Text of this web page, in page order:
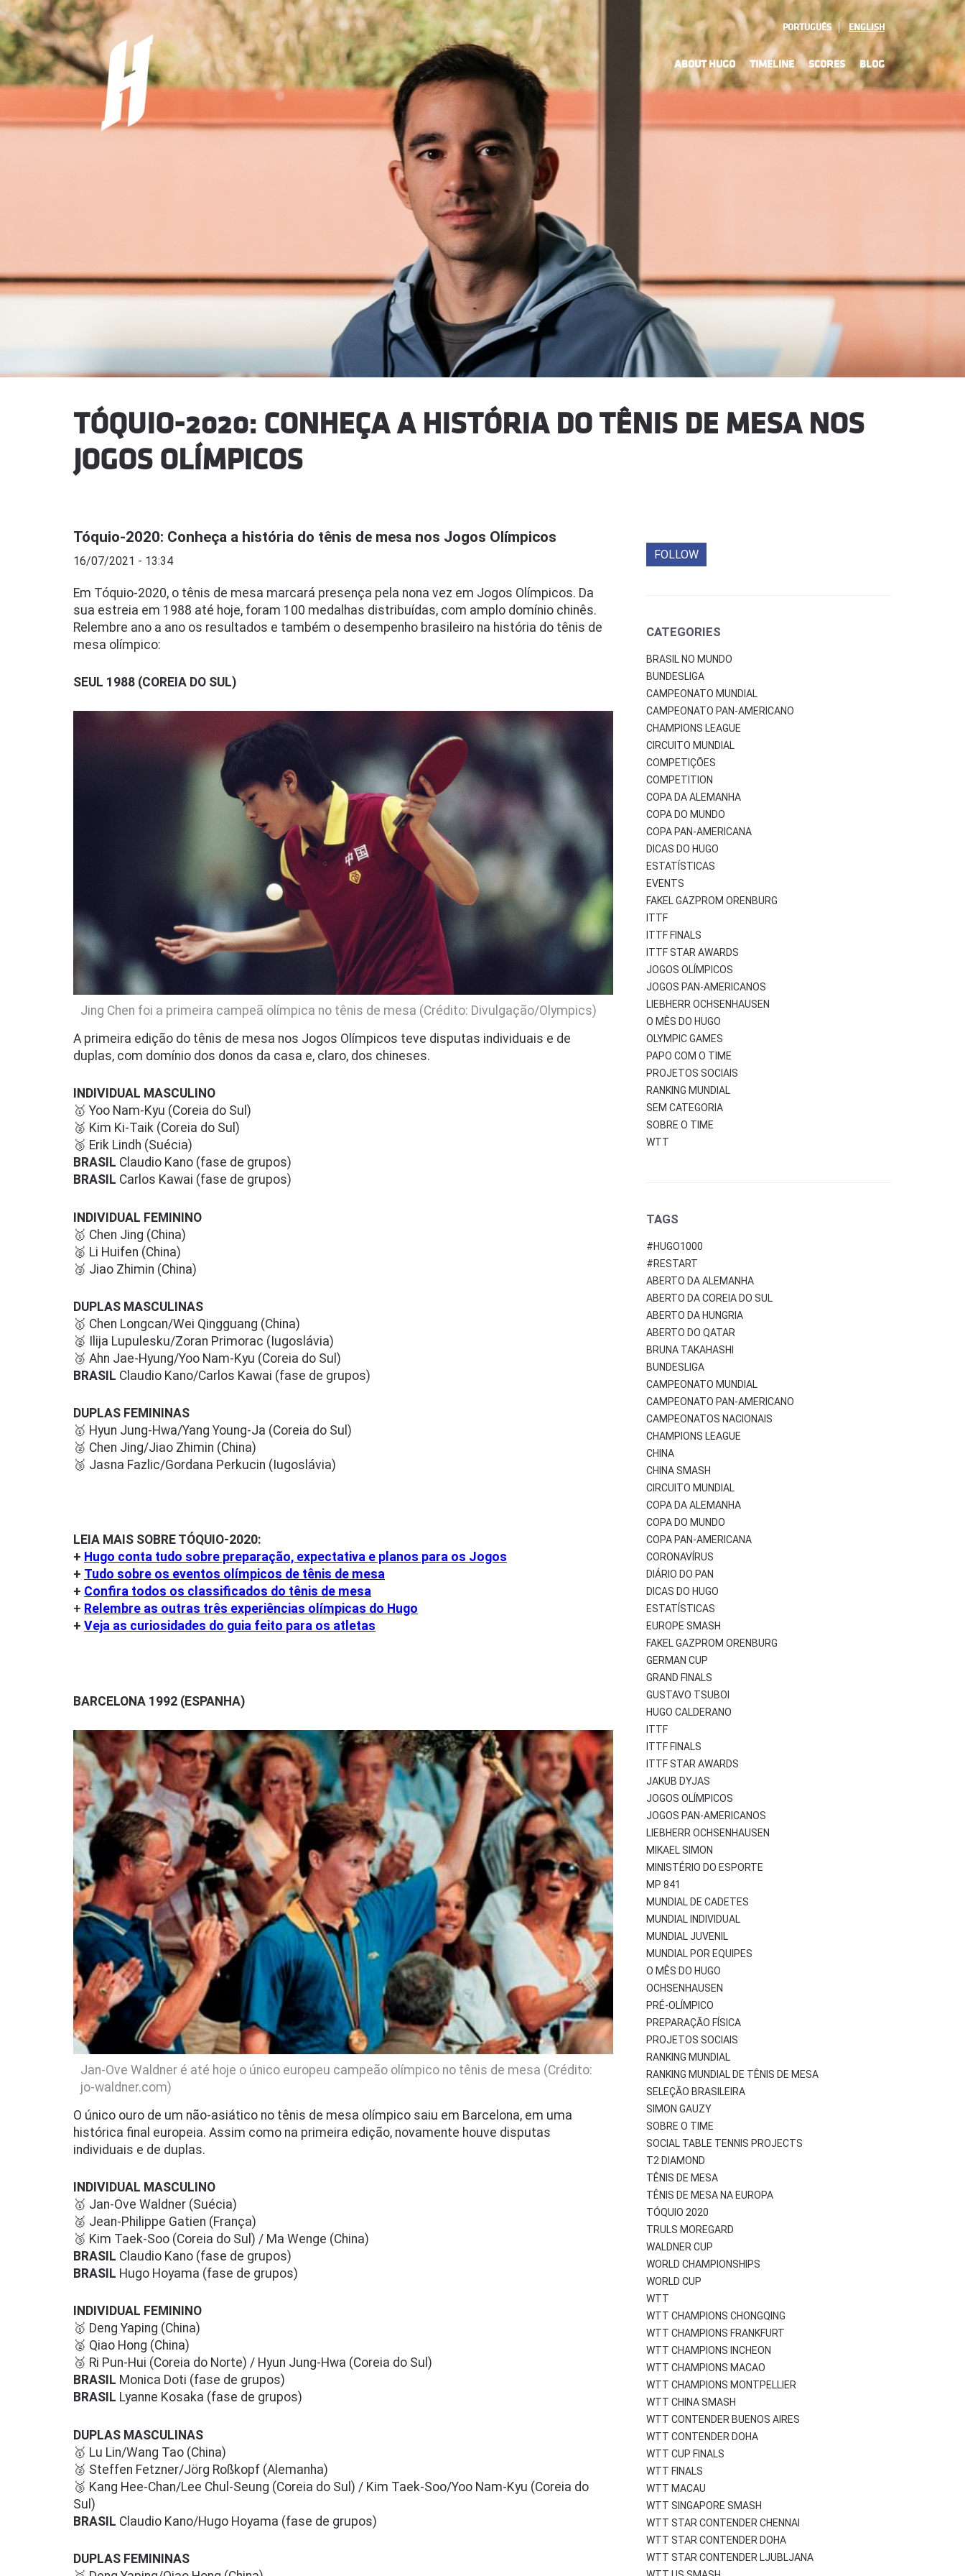
PORTUGUÊS ENGLISH
ABOUT HUGO TIMELINE SCORES BLOG
TÓQUIO-2020: CONHEÇA A HISTÓRIA DO TÊNIS DE MESA NOS
JOGOS OLÍMPICOS
Tóquio-2020: Conheça a história do tênis de mesa nos Jogos Olímpicos
16/07/2021 - 13:34
Em Tóquio-2020, o tênis de mesa marcará presença pela nona vez em Jogos Olímpicos. Da
sua estreia em 1988 até hoje, foram 100 medalhas distribuídas, com amplo domínio chinês.
Relembre ano a ano os resultados e também o desempenho brasileiro na história do tênis de
mesa olímpico:
SEUL 1988 (COREIA DO SUL)
Jing Chen foi a primeira campeã olímpica no tênis de mesa (Crédito: Divulgação/Olympics)
A primeira edição do tênis de mesa nos Jogos Olímpicos teve disputas individuais e de
duplas, com domínio dos donos da casa e, claro, dos chineses.
INDIVIDUAL MASCULINO
🥇 Yoo Nam-Kyu (Coreia do Sul)
🥈 Kim Ki-Taik (Coreia do Sul)
🥉 Erik Lindh (Suécia)
BRASIL Claudio Kano (fase de grupos)
BRASIL Carlos Kawai (fase de grupos)
INDIVIDUAL FEMININO
🥇 Chen Jing (China)
🥈 Li Huifen (China)
🥉 Jiao Zhimin (China)
DUPLAS MASCULINAS
🥇 Chen Longcan/Wei Qingguang (China)
🥈 Ilija Lupulesku/Zoran Primorac (Iugoslávia)
🥉 Ahn Jae-Hyung/Yoo Nam-Kyu (Coreia do Sul)
BRASIL Claudio Kano/Carlos Kawai (fase de grupos)
DUPLAS FEMININAS
🥇 Hyun Jung-Hwa/Yang Young-Ja (Coreia do Sul)
🥈 Chen Jing/Jiao Zhimin (China)
🥉 Jasna Fazlic/Gordana Perkucin (Iugoslávia)
LEIA MAIS SOBRE TÓQUIO-2020:
+ Hugo conta tudo sobre preparação, expectativa e planos para os Jogos
+ Tudo sobre os eventos olímpicos de tênis de mesa
+ Confira todos os classificados do tênis de mesa
+ Relembre as outras três experiências olímpicas do Hugo
+ Veja as curiosidades do guia feito para os atletas
BARCELONA 1992 (ESPANHA)
Jan-Ove Waldner é até hoje o único europeu campeão olímpico no tênis de mesa (Crédito:
jo-waldner.com)
O único ouro de um não-asiático no tênis de mesa olímpico saiu em Barcelona, em uma
histórica final europeia. Assim como na primeira edição, novamente houve disputas
individuais e de duplas.
INDIVIDUAL MASCULINO
🥇 Jan-Ove Waldner (Suécia)
🥈 Jean-Philippe Gatien (França)
🥉 Kim Taek-Soo (Coreia do Sul) / Ma Wenge (China)
BRASIL Claudio Kano (fase de grupos)
BRASIL Hugo Hoyama (fase de grupos)
INDIVIDUAL FEMININO
🥇 Deng Yaping (China)
🥈 Qiao Hong (China)
🥉 Ri Pun-Hui (Coreia do Norte) / Hyun Jung-Hwa (Coreia do Sul)
BRASIL Monica Doti (fase de grupos)
BRASIL Lyanne Kosaka (fase de grupos)
DUPLAS MASCULINAS
🥇 Lu Lin/Wang Tao (China)
🥈 Steffen Fetzner/Jörg Roßkopf (Alemanha)
🥉 Kang Hee-Chan/Lee Chul-Seung (Coreia do Sul) / Kim Taek-Soo/Yoo Nam-Kyu (Coreia do
Sul)
BRASIL Claudio Kano/Hugo Hoyama (fase de grupos)
DUPLAS FEMININAS
FOLLOW
CATEGORIES
BRASIL NO MUNDO
BUNDESLIGA
CAMPEONATO MUNDIAL
CAMPEONATO PAN-AMERICANO
CHAMPIONS LEAGUE
CIRCUITO MUNDIAL
COMPETIÇÕES
COMPETITION
COPA DA ALEMANHA
COPA DO MUNDO
COPA PAN-AMERICANA
DICAS DO HUGO
ESTATÍSTICAS
EVENTS
FAKEL GAZPROM ORENBURG
ITTF
ITTF FINALS
ITTF STAR AWARDS
JOGOS OLÍMPICOS
JOGOS PAN-AMERICANOS
LIEBHERR OCHSENHAUSEN
O MÊS DO HUGO
OLYMPIC GAMES
PAPO COM O TIME
PROJETOS SOCIAIS
RANKING MUNDIAL
SEM CATEGORIA
SOBRE O TIME
WTT
TAGS
#HUGO1000
#RESTART
ABERTO DA ALEMANHA
ABERTO DA COREIA DO SUL
ABERTO DA HUNGRIA
ABERTO DO QATAR
BRUNA TAKAHASHI
BUNDESLIGA
CAMPEONATO MUNDIAL
CAMPEONATO PAN-AMERICANO
CAMPEONATOS NACIONAIS
CHAMPIONS LEAGUE
CHINA
CHINA SMASH
CIRCUITO MUNDIAL
COPA DA ALEMANHA
COPA DO MUNDO
COPA PAN-AMERICANA
CORONAVÍRUS
DIÁRIO DO PAN
DICAS DO HUGO
ESTATÍSTICAS
EUROPE SMASH
FAKEL GAZPROM ORENBURG
GERMAN CUP
GRAND FINALS
GUSTAVO TSUBOI
HUGO CALDERANO
ITTF
ITTF FINALS
ITTF STAR AWARDS
JAKUB DYJAS
JOGOS OLÍMPICOS
JOGOS PAN-AMERICANOS
LIEBHERR OCHSENHAUSEN
MIKAEL SIMON
MINISTÉRIO DO ESPORTE
MP 841
MUNDIAL DE CADETES
MUNDIAL INDIVIDUAL
MUNDIAL JUVENIL
MUNDIAL POR EQUIPES
O MÊS DO HUGO
OCHSENHAUSEN
PRÉ-OLÍMPICO
PREPARAÇÃO FÍSICA
PROJETOS SOCIAIS
RANKING MUNDIAL
RANKING MUNDIAL DE TÊNIS DE MESA
SELEÇÃO BRASILEIRA
SIMON GAUZY
SOBRE O TIME
SOCIAL TABLE TENNIS PROJECTS
T2 DIAMOND
TÊNIS DE MESA
TÊNIS DE MESA NA EUROPA
TÓQUIO 2020
TRULS MOREGARD
WALDNER CUP
WORLD CHAMPIONSHIPS
WORLD CUP
WTT
WTT CHAMPIONS CHONGQING
WTT CHAMPIONS FRANKFURT
WTT CHAMPIONS INCHEON
WTT CHAMPIONS MACAO
WTT CHAMPIONS MONTPELLIER
WTT CHINA SMASH
WTT CONTENDER BUENOS AIRES
WTT CONTENDER DOHA
WTT CUP FINALS
WTT FINALS
WTT MACAU
WTT SINGAPORE SMASH
WTT STAR CONTENDER CHENNAI
WTT STAR CONTENDER DOHA
WTT STAR CONTENDER LJUBLJANA